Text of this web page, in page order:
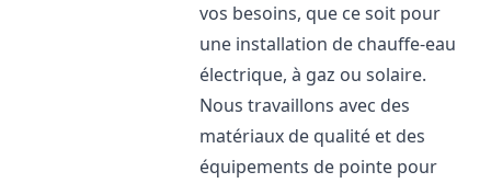
vos besoins, que ce soit pour
une installation de chauffe-eau
électrique, à gaz ou solaire.
Nous travaillons avec des
matériaux de qualité et des
équipements de pointe pour